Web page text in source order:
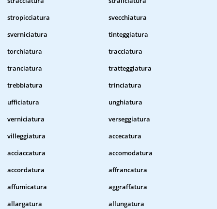
stropicciatura
svecchiatura
sverniciatura
tinteggiatura
torchiatura
tracciatura
tranciatura
tratteggiatura
trebbiatura
trinciatura
ufficiatura
unghiatura
verniciatura
verseggiatura
villeggiatura
accecatura
acciaccatura
accomodatura
accordatura
affrancatura
affumicatura
aggraffatura
allargatura
allungatura